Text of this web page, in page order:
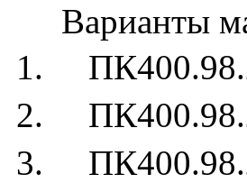
Варианты
1.
2.
3.